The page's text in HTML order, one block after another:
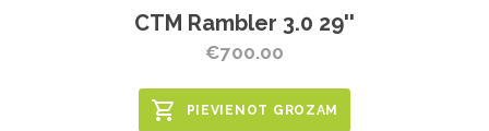
CTM Rambler 3.0 29''
€700.00
PIEVIENOT GROZAM